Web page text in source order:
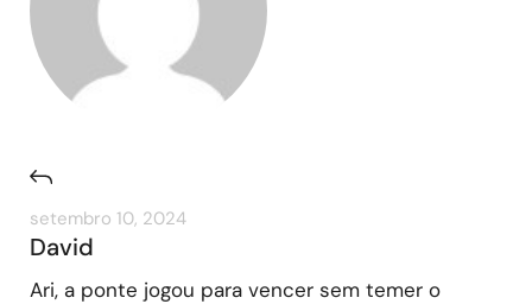
setembro 10, 2024
David
Ari, a ponte jogou para vencer sem temer o